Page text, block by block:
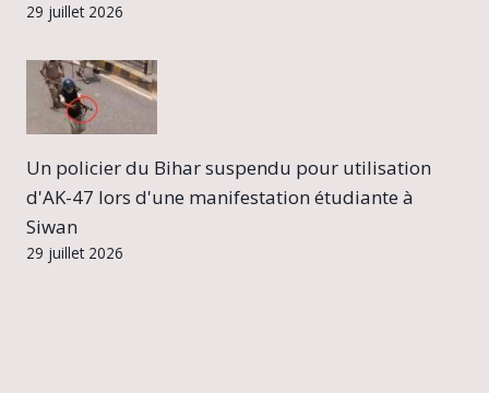
29 juillet 2026
Un policier du Bihar suspendu pour utilisation
d'AK-47 lors d'une manifestation étudiante à
Siwan
29 juillet 2026